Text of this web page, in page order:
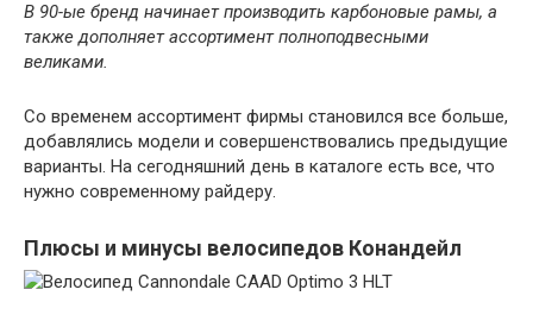
В 90-ые бренд начинает производить карбоновые рамы, а
также дополняет ассортимент полноподвесными
великами.
Со временем ассортимент фирмы становился все больше,
добавлялись модели и совершенствовались предыдущие
варианты. На сегодняшний день в каталоге есть все, что
нужно современному райдеру.
Плюсы и минусы велосипедов Конандейл